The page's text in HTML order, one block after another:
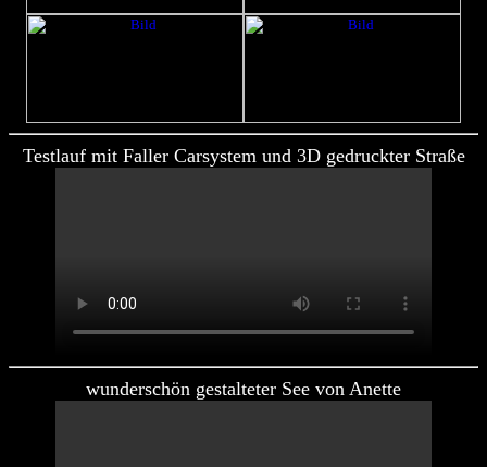
Testlauf mit Faller Carsystem und 3D gedruckter Straße
wunderschön gestalteter See von Anette